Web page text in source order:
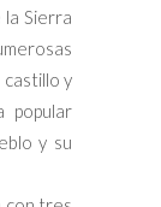
Sierra
y
popular
y su